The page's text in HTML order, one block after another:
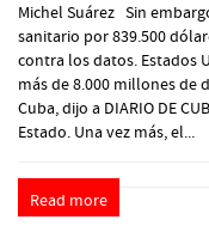
Michel Suárez Sin
sanitario por 839.500
contra los datos. Estados
más de 8.000 millones de
Cuba, dijo a DIARIO DE
Estado. Una vez más, el...
Read more